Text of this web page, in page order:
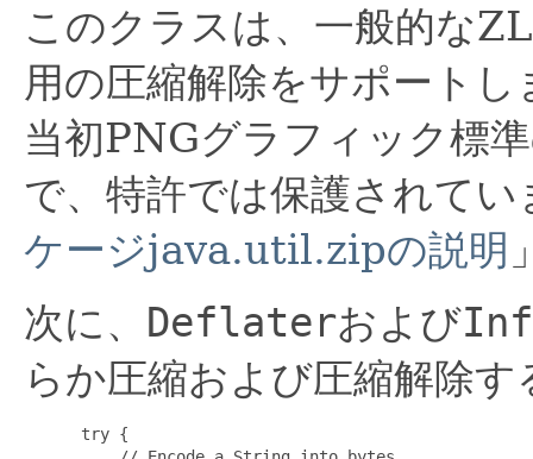
このクラスは、一般的な
用の圧縮解除をサポートし
当初PNGグラフィック標
で、特許では保護されてい
ケージjava.util.zipの説明
次に、 Deflaterおよび
らか圧縮および圧縮解除
try {